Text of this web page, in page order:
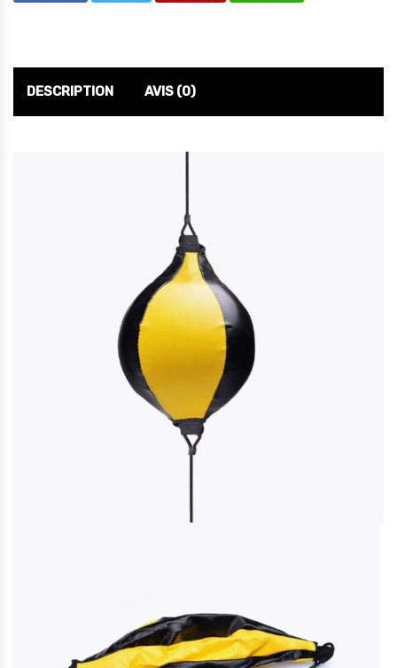
DESCRIPTION AVIS (0)